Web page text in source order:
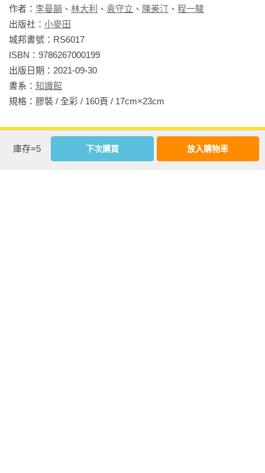
現在，你也可以為了野生動物站出來，成為熱愛自然、關懷動
物的小小生態觀察家。
==各界好評推薦==
• 呂軍逸（蝌蚪老師）／昆蟲＆生態講師
• 林青峰／生態觀察家
• 袁孝維／台大森林系教授、台大國際長
• 童師薇／台中市大墩國中生物科教師
• 葉惠貞／國立清華大學附設實驗小學資深教師
• 鄭國威／PanSci泛科學知識長
會」，希望集合民間群眾的力量，一起保護台灣的石虎和其生
存的淺山環境，同時保護淺山環境的其他野生動物。
程一駿
國立台灣海洋大學海洋生物研究所榮譽教授。大學讀海洋大學
漁業，研究所就讀美國紐約州立大學海洋系，碩、博士及博士
後都是從事棲生態學研究。因緣際會收了一位研究海龜的學
作者： 李曼韻 、 林大利 、 袁守立 、 陳美汀 、 程一駿
出版社： 小麥田
城邦書號：RS6017
ISBN：9786267000199
出版日期：2021-09-30
書系： 知識館
規格：膠裝 / 全彩 / 160頁 / 17cm×23cm
相關書籍
同書系 同分類 同出版社
庫存=5 下次購買 放入購物車